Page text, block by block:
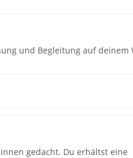
und Begleitung auf deinem
gedacht. Du erhältst eine